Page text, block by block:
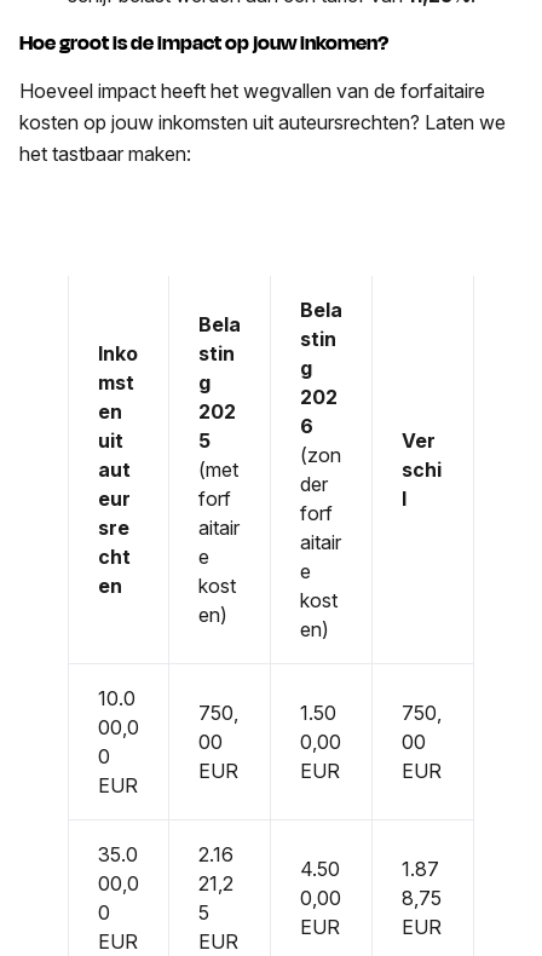
Hoe groot is de impact op jouw inkomen?
Hoeveel impact heeft het wegvallen van de forfaitaire
kosten op jouw inkomsten uit auteursrechten? Laten we
het tastbaar maken:
Inko
mst
en
uit
aut
eur
sre
cht
en
Bela
stin
g
202
5
(met
forf
aitair
e
kost
en)
Bela
stin
g
202
6
(zon
der
forf
aitair
e
kost
en)
Ver
schi
l
10.0
00,0
0
EUR
750,
00
EUR
1.50
0,00
EUR
750,
00
EUR
35.0
00,0
0
EUR
2.16
21,2
5
EUR
4.50
0,00
EUR
1.87
8,75
EUR